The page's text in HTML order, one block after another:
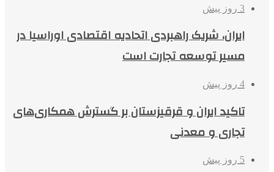
3 روز پیش
ایران، شریک راهبردی اتحادیه اقتصادی اوراسیا در
مسیر توسعه تجارت است
4 روز پیش
تاکید ایران و قرقیزستان بر گسترش همکاری‌های
تجاری و معدنی
5 روز پیش